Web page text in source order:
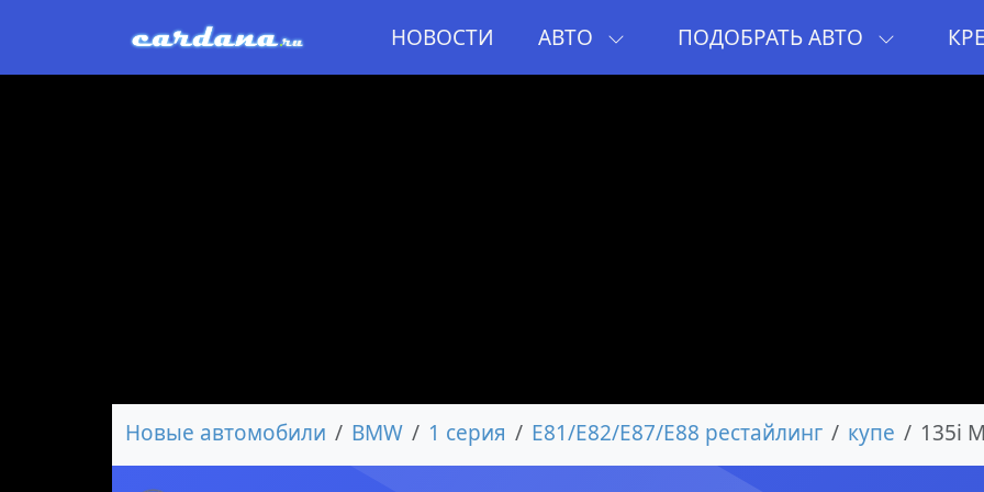
НОВОСТИ АВТО ПОДОБРАТЬ АВТО
Новые автомобили BMW 1 серия E81/E82/E87/E88 рестайлинг купе 135i